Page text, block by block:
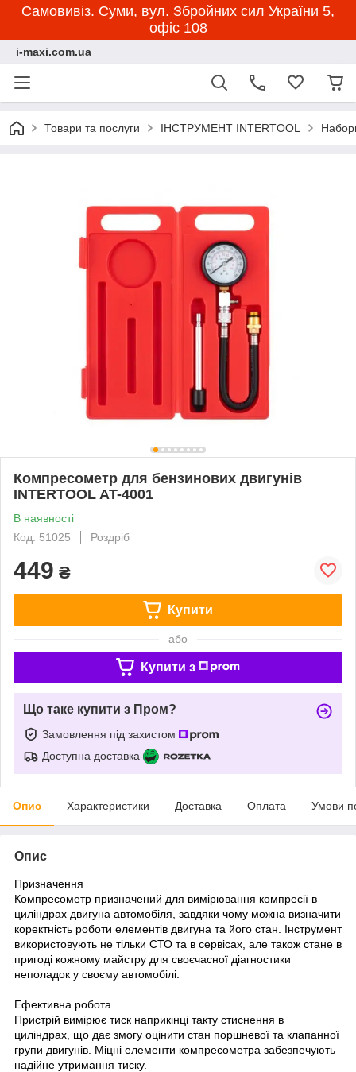
Самовивіз. Суми, вул. Збройних сил України 5,
офіс 108
i-maxi.com.ua
Товари та послуги ІНСТРУМЕНТ INTERTOOL
Компресометр для бензинових двигунів
INTERTOOL AT-4001
В наявності
Код: 51025
Роздріб
449 ₴
Купити
або
Купити з
Що таке купити з Пром?
Замовлення під захистом
Доступна доставка
Опис Характеристики Доставка Оплата Умови
Опис
Призначення
Компресометр призначений для вимірювання компресії в
циліндрах двигуна автомобіля, завдяки чому можна визначити
коректність роботи елементів двигуна та його стан. Інструмент
використовують не тільки СТО та в сервісах, але також стане в
пригоді кожному майстру для своєчасної діагностики
неполадок у своєму автомобілі.
Ефективна робота
Пристрій вимірює тиск наприкінці такту стиснення в
циліндрах, що дає змогу оцінити стан поршневої та клапанної
групи двигунів. Міцні елементи компресометра забезпечують
надійне утримання тиску.